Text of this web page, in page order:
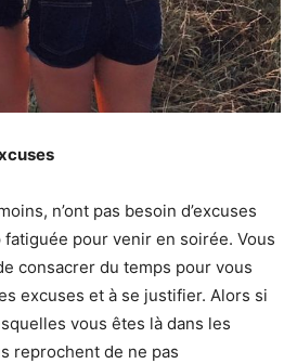
n’ont pas besoin d’excuses
pour venir en soirée. Vous
consacrer du temps pour vous
excuses et à se justifier. Alors si
vous êtes là dans les
reprochent de ne pas